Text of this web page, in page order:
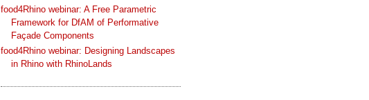
food4Rhino webinar: A Free Parametric
Framework for DfAM of Performative
Façade Components
food4Rhino webinar: Designing Landscapes
in Rhino with RhinoLands